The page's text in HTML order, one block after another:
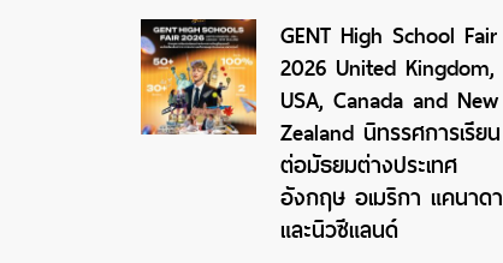
GENT High School Fair
2026 United Kingdom,
USA, Canada and New
Zealand นิทรรศการเรียน
ต่อมัธยมต่างประเทศ
อังกฤษ อเมริกา แคนาดา
และนิวซีแลนด์